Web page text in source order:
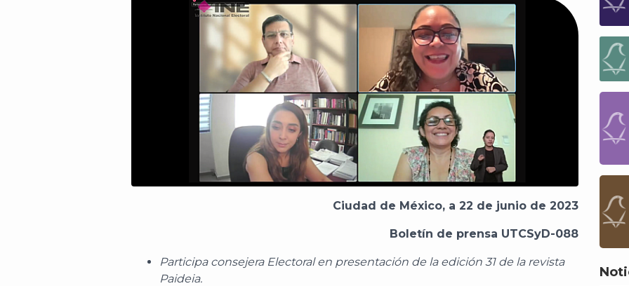
Ciudad de México, a 22 de junio de 2023
Boletín de prensa UTCSyD-088
Participa consejera Electoral en presentación de la edición 31 de la revista
Paideia.